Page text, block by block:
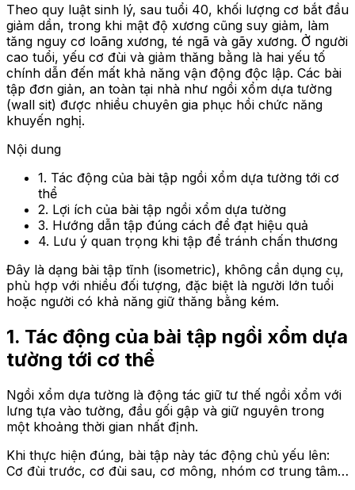
Theo quy luật sinh lý, sau tuổi 40, khối lượng cơ bắt đầu
giảm dần, trong khi mật độ xương cũng suy giảm, làm
tăng nguy cơ loãng xương, té ngã và gãy xương. Ở người
cao tuổi, yếu cơ đùi và giảm thăng bằng là hai yếu tố
chính dẫn đến mất khả năng vận động độc lập. Các bài
tập đơn giản, an toàn tại nhà như ngồi xổm dựa tường
(wall sit) được nhiều chuyên gia phục hồi chức năng
khuyến nghị.
Nội dung
1. Tác động của bài tập ngồi xổm dựa tường tới cơ
thể
2. Lợi ích của bài tập ngồi xổm dựa tường
3. Hướng dẫn tập đúng cách để đạt hiệu quả
4. Lưu ý quan trọng khi tập để tránh chấn thương
Đây là dạng bài tập tĩnh (isometric), không cần dụng cụ,
phù hợp với nhiều đối tượng, đặc biệt là người lớn tuổi
hoặc người có khả năng giữ thăng bằng kém.
1. Tác động của bài tập ngồi xổm dựa
tường tới cơ thể
Ngồi xổm dựa tường là động tác giữ tư thế ngồi xổm với
lưng tựa vào tường, đầu gối gập và giữ nguyên trong
một khoảng thời gian nhất định.
Khi thực hiện đúng, bài tập này tác động chủ yếu lên:
Cơ đùi trước, cơ đùi sau, cơ mông, nhóm cơ trung tâm…